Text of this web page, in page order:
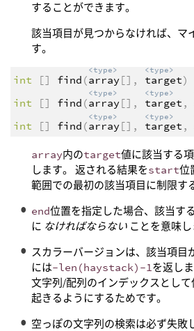
することができます。
該当項目が見つからなければ、マ
す。
int [] find (
<type>
array [],
<type>
target)
int
[] find (
<type>
array [],
<type>
target ,
int
[] find (
<type>
array [],
<type>
target ,
array内のtarget値に該当する
します。 返される結果をstart位
範囲での最初の該当項目に制限す
end位置を指定した場合、該当す
に なければならない ことを意味し
スカラーバージョンは、該当項目
には-len(haystack)-1を返し
文字列/配列のインデックスとし
起きるようにするためです。
空っぽの文字列の検索は必ず失敗